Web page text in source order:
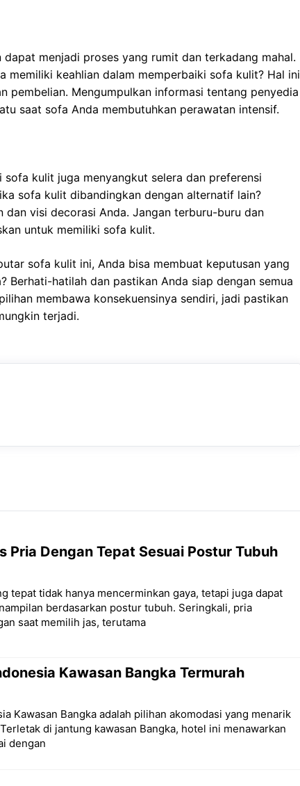
menjadi proses yang rumit dan terkadang mahal.
memiliki keahlian dalam memperbaiki sofa kulit? Hal ini
pembelian. Mengumpulkan informasi tentang penyedia
saat sofa Anda membutuhkan perawatan intensif.
kulit juga menyangkut selera dan preferensi
sofa kulit dibandingkan dengan alternatif lain?
dan visi decorasi Anda. Jangan terburu-buru dan
untuk memiliki sofa kulit.
sofa kulit ini, Anda bisa membuat keputusan yang
Berhati-hatilah dan pastikan Anda siap dengan semua
membawa konsekuensinya sendiri, jadi pastikan
terjadi.
Pria Dengan Tepat Sesuai Postur Tubuh
tepat tidak hanya mencerminkan gaya, tetapi juga dapat
berdasarkan postur tubuh. Seringkali, pria
saat memilih jas, terutama
Kawasan Bangka Termurah
Kawasan Bangka adalah pilihan akomodasi yang menarik
di jantung kawasan Bangka, hotel ini menawarkan
dengan